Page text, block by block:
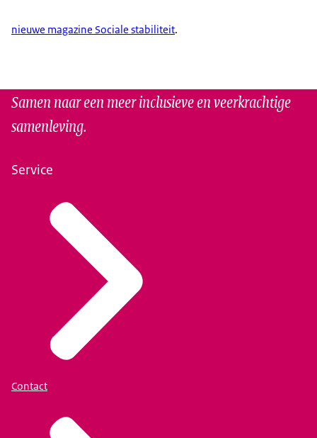
nieuwe magazine Sociale stabiliteit.
Samen naar een meer inclusieve en veerkrachtige
samenleving.
Service
Contact